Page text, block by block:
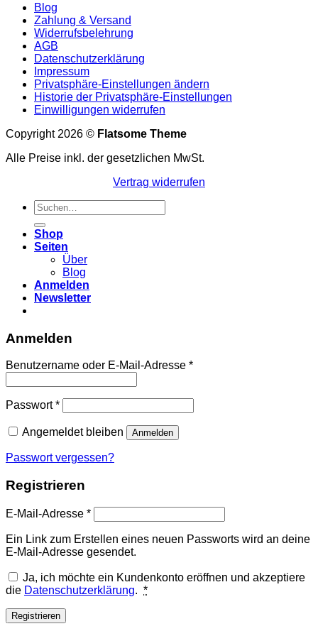
Blog
Zahlung & Versand
Widerrufsbelehrung
AGB
Datenschutzerklärung
Impressum
Privatsphäre-Einstellungen ändern
Historie der Privatsphäre-Einstellungen
Einwilligungen widerrufen
Copyright 2026 © Flatsome Theme
Alle Preise inkl. der gesetzlichen MwSt.
Vertrag widerrufen
Suchen
nach:
Shop
Seiten
Über
Blog
Anmelden
Newsletter
Anmelden
Benutzername oder E-Mail-Adresse *Erforderlich
Passwort*Erforderlich
Angemeldet bleiben Anmelden
Passwort vergessen?
Registrieren
E-Mail-Adresse *Erforderlich
Ein Link zum Erstellen eines neuen Passworts wird an deine
E-Mail-Adresse gesendet.
Ja, ich möchte ein Kundenkonto eröffnen und akzeptiere
die Datenschutzerklärung. *
Registrieren